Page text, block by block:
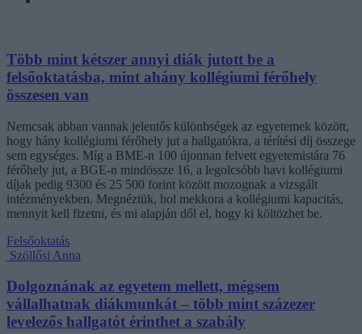
Több mint kétszer annyi diák jutott be a
felsőoktatásba, mint ahány kollégiumi férőhely
összesen van
Nemcsak abban vannak jelentős különbségek az egyetemek között,
hogy hány kollégiumi férőhely jut a hallgatókra, a térítési díj összege
sem egységes. Míg a BME-n 100 újonnan felvett egyetemistára 76
férőhely jut, a BGE-n mindössze 16, a legolcsóbb havi kollégiumi
díjak pedig 9300 és 25 500 forint között mozognak a vizsgált
intézményekben. Megnéztük, hol mekkora a kollégiumi kapacitás,
mennyit kell fizetni, és mi alapján dől el, hogy ki költözhet be.
Felsőoktatás
Szöllősi Anna
Dolgoznának az egyetem mellett, mégsem
vállalhatnak diákmunkát – több mint százezer
levelezős hallgatót érinthet a szabály